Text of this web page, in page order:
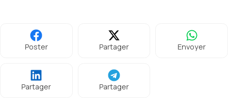
Poster Partager Envoyer
Partager Partager